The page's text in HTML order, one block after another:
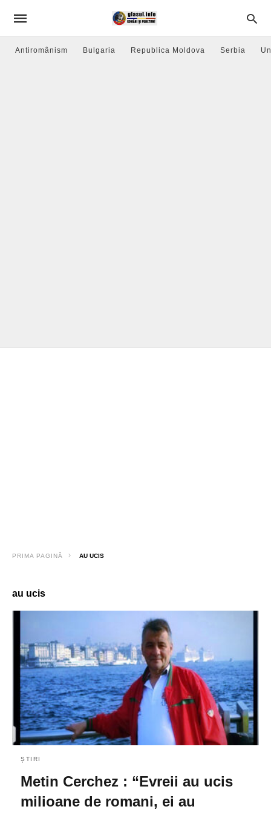
Antiromânism Bulgaria Republica Moldova Serbia
PRIMA PAGINĂ AU UCIS
au ucis
ȘTIRI
Metin Cerchez : “Evreii au ucis
milioane de romani, ei au